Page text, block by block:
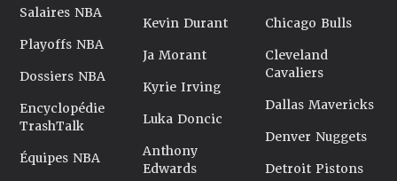
Salaires NBA
Playoffs NBA
Dossiers NBA
Encyclopédie
TrashTalk
Équipes NBA
Kevin Durant
Ja Morant
Kyrie Irving
Luka Doncic
Anthony
Edwards
Chicago Bulls
Cleveland
Cavaliers
Dallas Mavericks
Denver Nuggets
Detroit Pistons